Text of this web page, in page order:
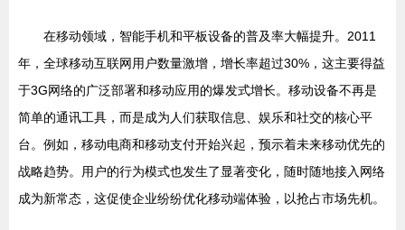
在移动领域，智能手机和平板设备的普及率大幅提升。2011
年，全球移动互联网用户数量激增，增长率超过30%，这主要得益
于3G网络的广泛部署和移动应用的爆发式增长。移动设备不再是
简单的通讯工具，而是成为人们获取信息、娱乐和社交的核心平
台。例如，移动电商和移动支付开始兴起，预示着未来移动优先的
战略趋势。用户的行为模式也发生了显著变化，随时随地接入网络
成为新常态，这促使企业纷纷优化移动端体验，以抢占市场先机。